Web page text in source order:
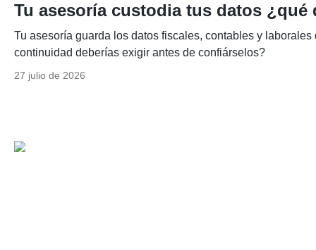
Tu asesoría custodia tus datos ¿qué
Tu asesoría guarda los datos fiscales, contables y
continuidad deberías exigir antes de confiárselos?
27 julio de 2026